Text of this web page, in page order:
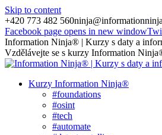
Skip to content
+420 773 482 560
Facebook page opens in new window
Information Ninja® | Kurzy s daty a
Vzdělávejte se s kurzy Information
Kurzy Information Ninja®
#foundations
#osint
#tech
#automate